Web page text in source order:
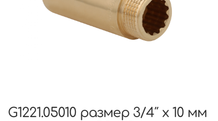
G1221.05010 размер 3/4″ x 10 мм